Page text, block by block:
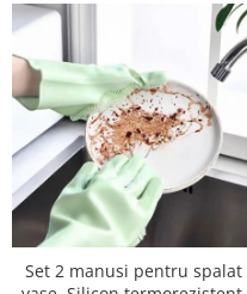
Set 2 manusi pentru spalat